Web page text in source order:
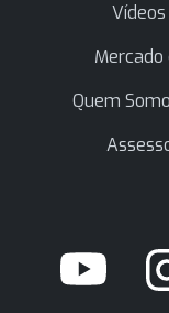
Vídeos
Mercado
Quem